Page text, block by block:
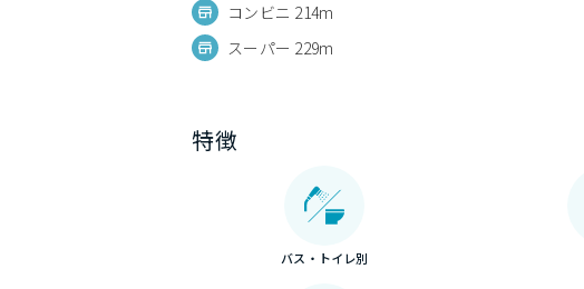
コンビニ 214m
スーパー 229m
特徴
バス・トイレ別